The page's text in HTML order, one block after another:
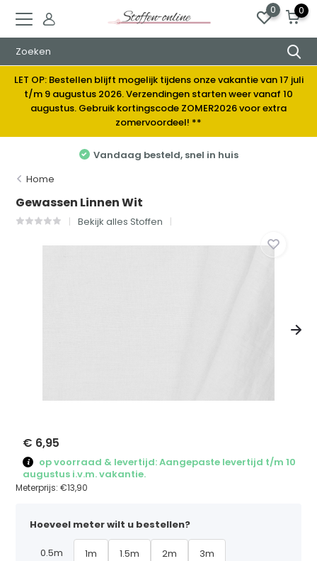
0 0
LET OP: Bestellen blijft mogelijk tijdens onze vakantie van 17 juli
t/m 9 augustus 2026. Verzendingen starten weer vanaf 10
augustus. Gebruik kortingscode ZOMER2026 voor extra
zomervoordeel! **
Elke week nieuwe stoffen
Home
Gewassen Linnen Wit
Bekijk alles Stoffen
€ 6,95
op voorraad & levertijd: Aangepaste levertijd t/m 10
augustus i.v.m. vakantie.
Meterprijs:€13,90
Hoeveel meter wilt u bestellen?
0.5m 1m 1.5m 2m 3m